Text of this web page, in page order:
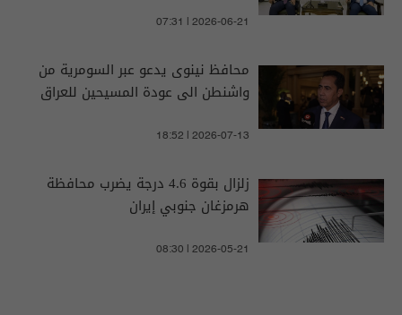
07:31 | 2026-06-21
محافظ نينوى يدعو عبر السومرية من
واشنطن الى عودة المسيحين للعراق
18:52 | 2026-07-13
زلزال بقوة 4.6 درجة يضرب محافظة
هرمزغان جنوبي إيران
08:30 | 2026-05-21